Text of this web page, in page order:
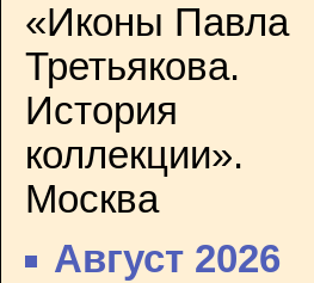
«Иконы Павла
Третьякова.
История
коллекции».
Москва
Август 2026